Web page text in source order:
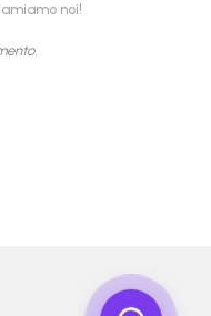
noi!